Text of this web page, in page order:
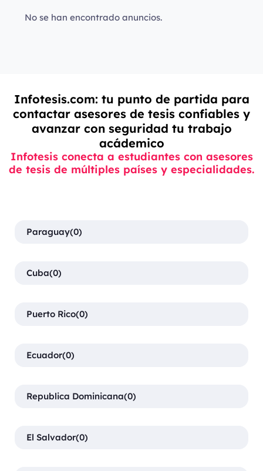
No se han encontrado anuncios.
Infotesis.com: tu punto de partida para
contactar asesores de tesis confiables y
avanzar con seguridad tu trabajo
acádemico
Infotesis conecta a estudiantes con asesores
de tesis de múltiples países y especialidades.
Paraguay(0)
Cuba(0)
Puerto Rico(0)
Ecuador(0)
Republica Dominicana(0)
El Salvador(0)